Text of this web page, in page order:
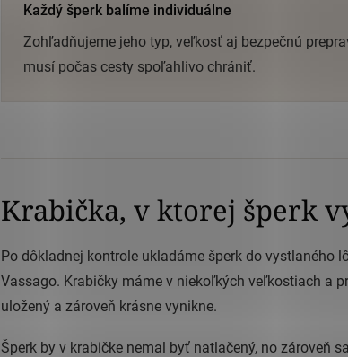
Každý šperk balíme individuálne
Zohľadňujeme jeho typ, veľkosť aj bezpečnú
musí počas cesty spoľahlivo chrániť.
Krabička, v ktorej šperk
Po dôkladnej kontrole ukladáme šperk do vystlaného
Vassago. Krabičky máme v niekoľkých veľkostiach a
uložený a zároveň krásne vynikne.
Šperk by v krabičke nemal byť natlačený, no zároveň